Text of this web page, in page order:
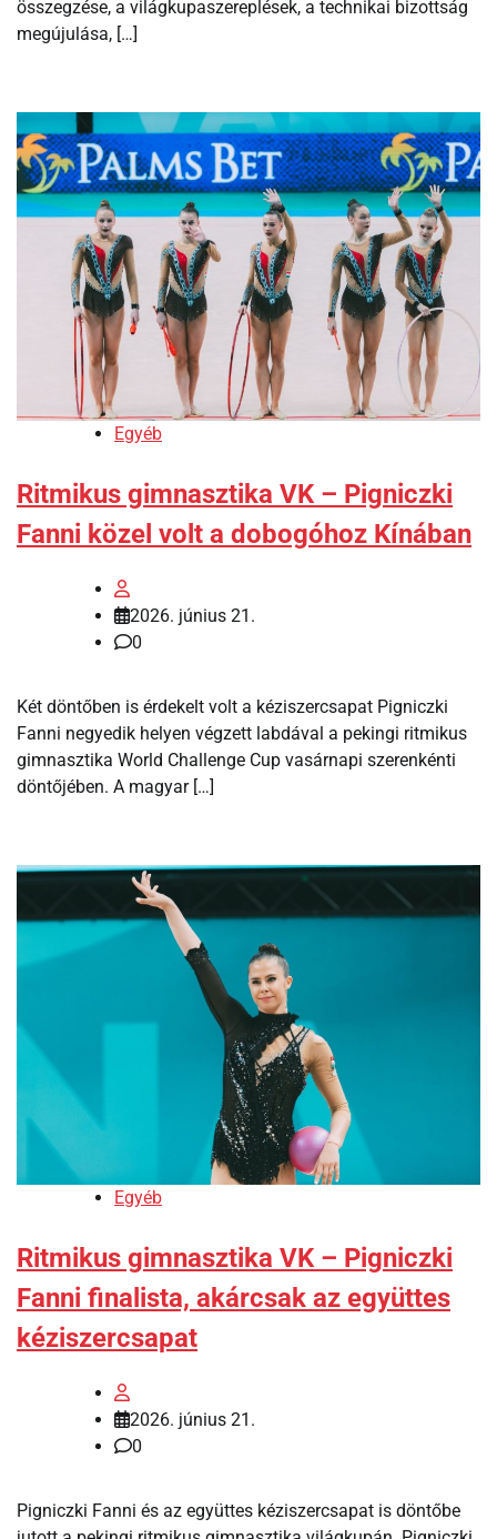
összegzése, a világkupaszereplések, a technikai bizottság
megújulása, […]
Egyéb
Ritmikus gimnasztika VK – Pigniczki
Fanni közel volt a dobogóhoz Kínában
2026. június 21.
0
Két döntőben is érdekelt volt a kéziszercsapat Pigniczki
Fanni negyedik helyen végzett labdával a pekingi ritmikus
gimnasztika World Challenge Cup vasárnapi szerenkénti
döntőjében. A magyar […]
Egyéb
Ritmikus gimnasztika VK – Pigniczki
Fanni finalista, akárcsak az együttes
kéziszercsapat
2026. június 21.
0
Pigniczki Fanni és az együttes kéziszercsapat is döntőbe